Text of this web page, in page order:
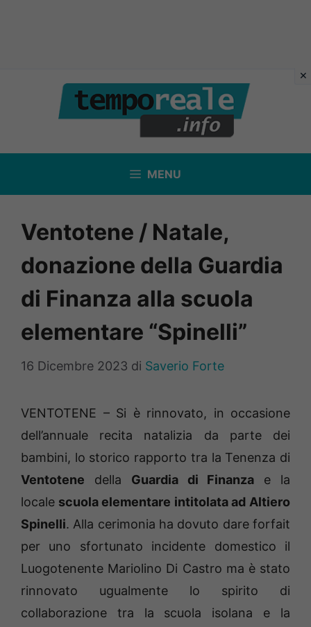
contenuto
MENU
Ventotene / Natale,
donazione della Guardia
di Finanza alla scuola
elementare “Spinelli”
16 Dicembre 2023 di Saverio Forte
VENTOTENE – Si è rinnovato, in occasione
dell’annuale recita natalizia da parte dei
bambini, lo storico rapporto tra la Tenenza di
Ventotene della Guardia di Finanza e la
locale scuola elementare intitolata ad Altiero
Spinelli. Alla cerimonia ha dovuto dare forfait
per uno sfortunato incidente domestico il
Luogotenente Mariolino Di Castro ma è stato
rinnovato ugualmente lo spirito di
collaborazione tra la scuola isolana e la